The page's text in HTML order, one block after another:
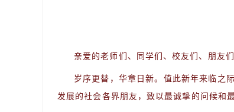
亲爱的老师们、同学们、校友们、朋友们
岁序更替，华章日新。值此新年来临之
发展的社会各界朋友，致以最诚挚的问候和